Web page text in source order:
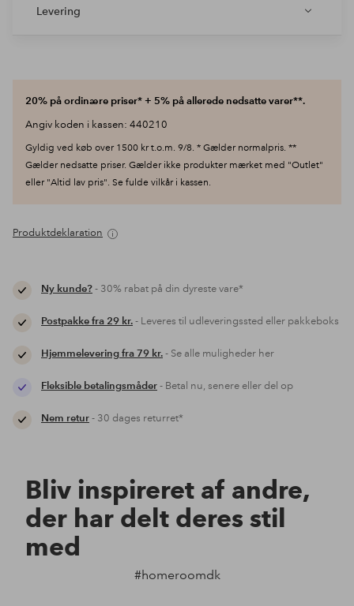
Levering
20% på ordinære priser* + 5% på allerede nedsatte varer**.
Angiv koden i kassen: 440210
Gyldig ved køb over 1500 kr t.o.m. 9/8. * Gælder normalpris. **
Gælder nedsatte priser. Gælder ikke produkter mærket med "Outlet"
eller "Altid lav pris". Se fulde vilkår i kassen.
Produktdeklaration
Ny kunde?- 30% rabat på din dyreste vare*
Postpakke fra 29 kr.- Leveres til udleveringssted eller pakkeboks
Hjemmelevering fra 79 kr.- Se alle muligheder her
Fleksible betalingsmåder- Betal nu, senere eller del op
Nem retur- 30 dages returret*
Bliv inspireret af andre,
der har delt deres stil
med
#homeroomdk